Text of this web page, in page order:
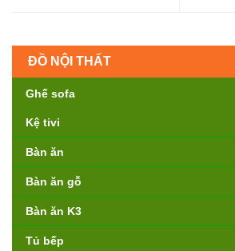
ĐỒ NỘI THẤT
Ghế sofa
Kệ tivi
Bàn ăn
Bàn ăn gỗ
Bàn ăn K3
Tủ bếp